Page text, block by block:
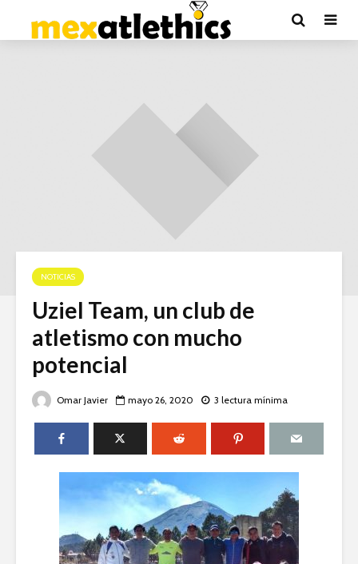
NOTICIAS
Uziel Team, un club de
atletismo con mucho
potencial
Omar Javier mayo 26, 2020 3 lectura mínima